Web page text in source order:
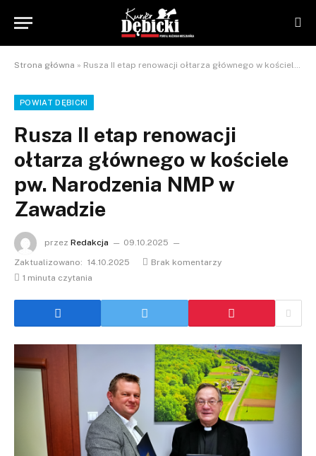
Strona główna » Rusza II etap renowacji ołtarza głównego w kościele pw. Narodzenia NMP w Zawadzie
POWIAT DĘBICKI
Rusza II etap renowacji
ołtarza głównego w kościele
pw. Narodzenia NMP w
Zawadzie
przez Redakcja
09.10.2025
Zaktualizowano: 14.10.2025
Brak komentarzy
1 minuta czytania